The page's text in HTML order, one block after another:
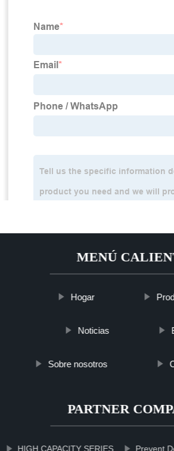
MENÚ
Hogar
Noticias
Sobre nosotros
PARTNER
HIGH CAPACITY SERIES Prevent